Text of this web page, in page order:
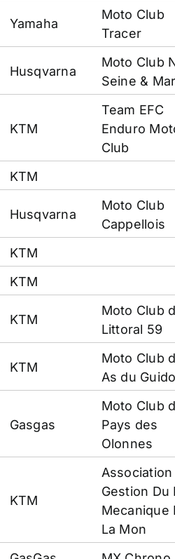
Yamaha
Moto Club
Tracer
Husqvarna
Moto Club
Seine &
KTM
Team EFC
Enduro
Club
KTM
Husqvarna
Moto Club
Cappellois
KTM
KTM
KTM
Moto Club
Littoral 59
KTM
Moto Club
As du
Gasgas
Moto Club
Pays des
Olonnes
KTM
Association
Gestion Du
Mecanique
La Mon